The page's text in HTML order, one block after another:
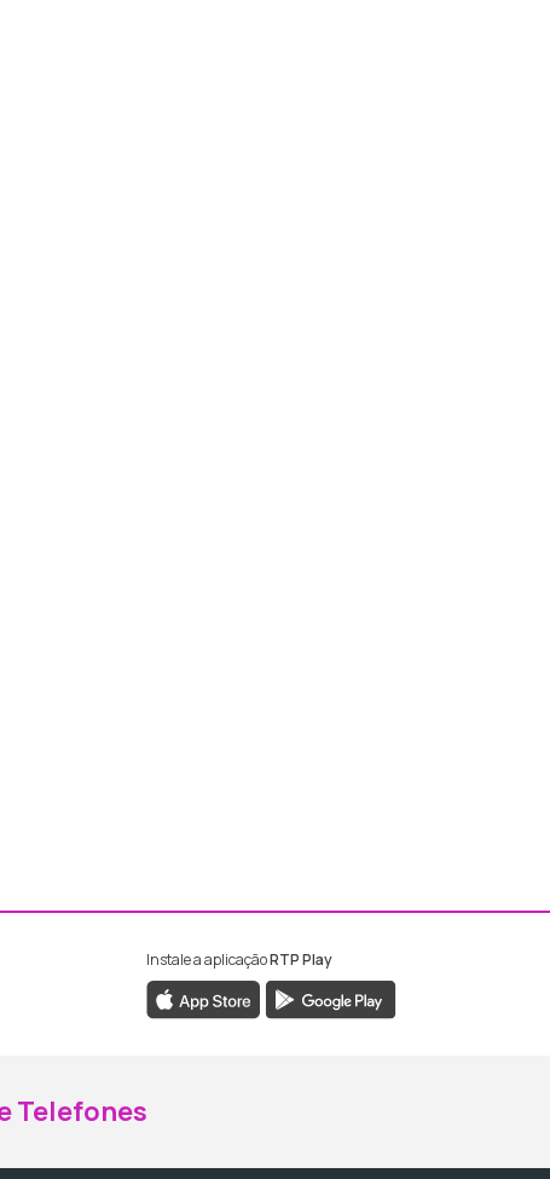
da RTP Madeira
da RTP Madeira
Instale a aplicaçãoRTP Play
Telefones